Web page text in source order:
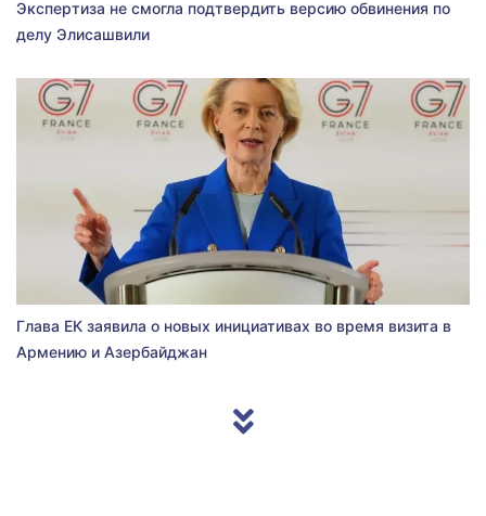
Экспертиза не смогла подтвердить версию обвинения по
делу Элисашвили
Глава ЕК заявила о новых инициативах во время визита в
Армению и Азербайджан